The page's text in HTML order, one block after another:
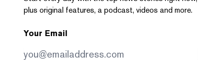
plus original features, a podcast, videos and more.
Your Email